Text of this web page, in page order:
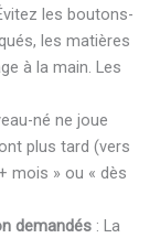
les boutons-
les matières
à la main. Les
né ne joue
plus tard (vers
mois » ou « dès
demandés : La